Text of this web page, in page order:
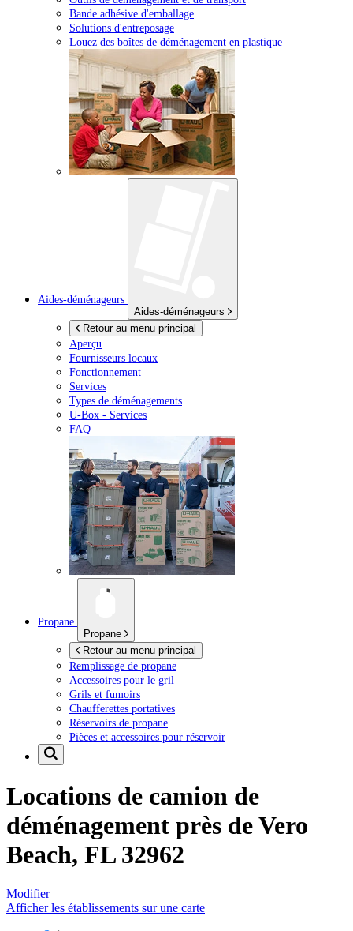
Bande adhésive d'emballage
Solutions d'entreposage
Louez des boîtes de déménagement en plastique
Aides-déménageurs
Aides-déménageurs
Retour au menu principal
Aperçu
Fournisseurs locaux
Fonctionnement
Services
Types de déménagements
U-Box - Services
FAQ
Propane
Propane
Retour au menu principal
Remplissage de propane
Accessoires pour le gril
Grils et fumoirs
Chaufferettes portatives
Réservoirs de propane
Pièces et accessoires pour réservoir
Locations de camion de
déménagement près deVero
Beach, FL 32962
Modifier
Afficher les établissements sur une carte